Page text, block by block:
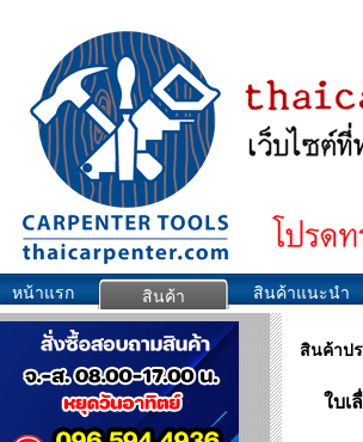
หน้าแรก สินค้า สินค้าแนะนำ
สินค้าปร
ใบเ